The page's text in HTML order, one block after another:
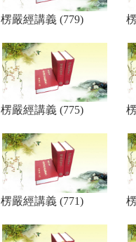
楞嚴經講義 (779)
楞嚴經講義 (775)
楞嚴經講義 (771)